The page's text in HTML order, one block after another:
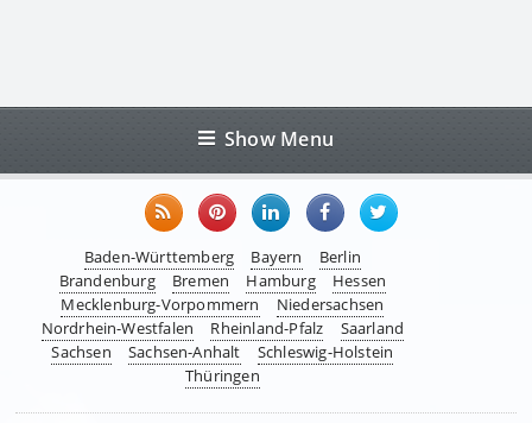
Show Menu
Baden-Württemberg Bayern
Berlin
Brandenburg
Bremen Hamburg
Hessen
Mecklenburg-Vorpommern
Niedersachsen
Nordrhein-Westfalen
Rheinland-Pfalz
Saarland
Sachsen
Sachsen-Anhalt
Schleswig-Holstein
Thüringen